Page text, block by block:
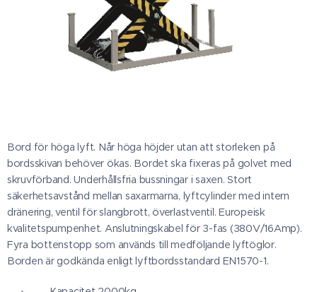
Bord för höga lyft. Når höga höjder utan att storleken på
bordsskivan behöver ökas. Bordet ska fixeras på golvet med
skruvförband. Underhållsfria bussningar i saxen. Stort
säkerhetsavstånd mellan saxarmarna, lyftcylinder med intern
dränering, ventil för slangbrott, överlastventil. Europeisk
kvalitetspumpenhet. Anslutningskabel för 3-fas (380V/16Amp).
Fyra bottenstopp som används till medföljande lyftöglor.
Borden är godkända enligt lyftbordsstandard EN1570-1.